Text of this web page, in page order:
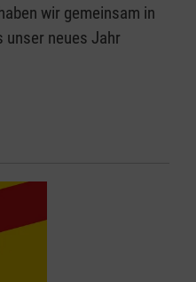
wir gemeinsam in
neues Jahr